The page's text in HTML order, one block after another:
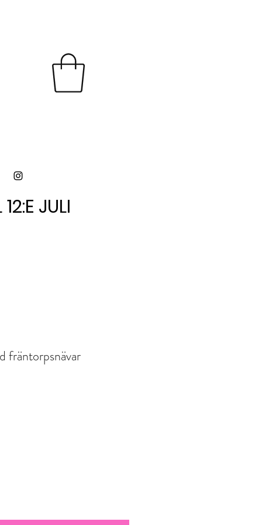
JULI
JULI
fräntorpsnävar